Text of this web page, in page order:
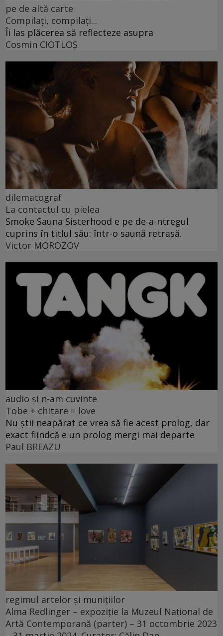
pe de altă carte
Compilați, compilați...
Îi las plăcerea să reflecteze asupra
Cosmin CIOTLOŞ
dilematograf
La contactul cu pielea
Smoke Sauna Sisterhood e pe de-a-ntregul
cuprins în titlul său: într-o saună retrasă.
Victor MOROZOV
audio și n-am cuvinte
Tobe + chitare = love
Nu știi neapărat ce vrea să fie acest prolog, dar
exact fiindcă e un prolog mergi mai departe
Paul BREAZU
regimul artelor și munițiilor
Alma Redlinger – expoziție la Muzeul Național de
Artă Contemporană (parter) – 31 octombrie 2023